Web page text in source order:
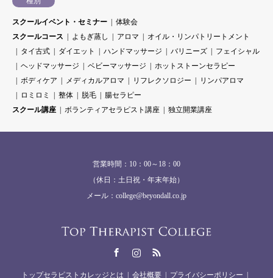
スクールイベント・セミナー
体験会
スクールコース
よもぎ蒸し アロマ
オイル・リンパトリートメント
タイ古式
ダイエット ハンドマッサージ バリニーズ
フェイシャル
ヘッドマッサージ
ベビーマッサージ
ホットストーンセラピー
ボディケア
メディカルアロマ リフレクソロジー
リンパアロマ
ロミロミ
整体 脱毛
腸セラピー
スクール講座
ボランティアセラピスト講座 独立開業講座
営業時間：10：00～18：00
（休日：土日祝・年末年始）
メール：college@beyondall.co.jp
トップセラピストカレッジとは 会社概要 プライバシーポリシー